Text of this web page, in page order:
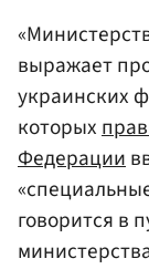
выражает
украинских
которых
Федерации
говорится в